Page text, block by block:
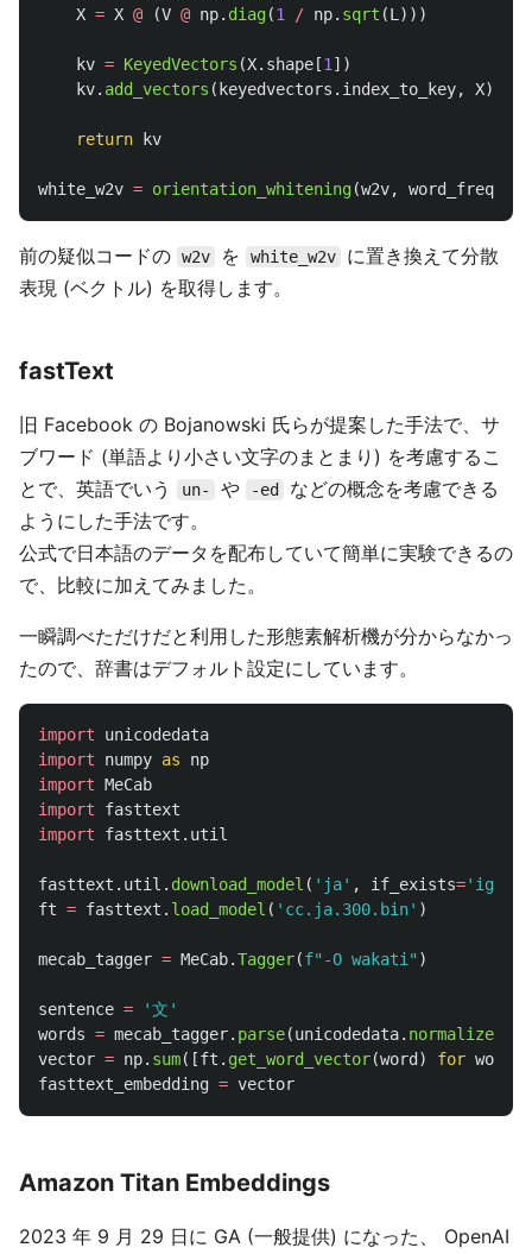
X = X @ (V @ np. diag(1 / np. sqrt (L )))
kv = KeyedVectors (X. shape [1 ])
kv. add_vectors ( keyedvectors . index_to_key, X)
return kv
white_w2v = orientation_whitening(w2v, word_freq
前の疑似コードの w2v を white_w2v
に置き換えて分散
表現 (ベクトル) を取得します。
fastText
旧 Facebook の Bojanowski 氏らが提案した手法で、サ
ブワード (単語より小さい文字のまとまり) を考慮するこ
とで、英語でいう
un- や -ed
などの概念を考慮できる
ようにした手法です。
公式で日本語のデータを配布していて簡単に実験できるの
で、比較に加えてみました。
一瞬調べただけだと利用した形態素解析機が分からなかっ
たので、辞書はデフォルト設定にしています。
import
unicodedata
import
numpy as
np
import MeCab
import
fasttext
import
fasttext.util
fasttext . util . download_model ( ' ja' , if_exists=' ignore
ft = fasttext . load_model ( ' cc.ja.300.bin' )
mecab_tagger = MeCab.Tagger(f" -O wakati " )
sentence = '文 '
words = mecab_tagger. parse(unicodedata. normalize
vector = np. sum([ft . get_word_vector(word ) for word
fasttext_embedding = vector
Amazon Titan Embeddings
2023 年 9 月 29 日に GA (一般提供) になった、 OpenAI